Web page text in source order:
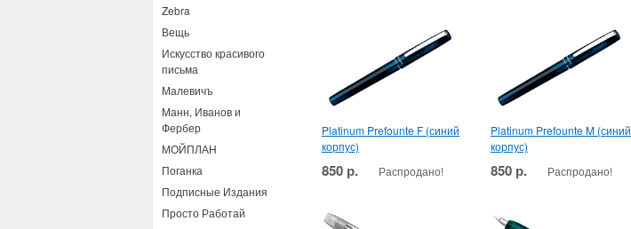
Zebra
Вещь
Искусство красивого
письма
Малевичъ
Манн, Иванов и
Фербер
МОЙПЛАН
Поганка
Подписные Издания
Просто Работай
Platinum Prefounte F (синий
корпус)
850 р. Распродано!
Platinum Prefounte M (синий
корпус)
850 р. Распродано!